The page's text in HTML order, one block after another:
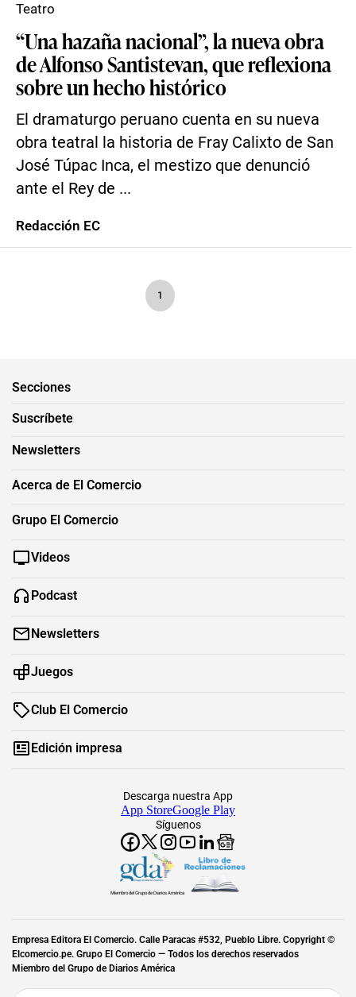
“Una hazaña nacional”, la nueva obra
de Alfonso Santistevan, que reflexiona
sobre un hecho histórico
El dramaturgo peruano cuenta en su nueva
obra teatral la historia de Fray Calixto de San
José Túpac Inca, el mestizo que denunció
ante el Rey de ...
Teatro
Redacción EC
1
Secciones
Suscríbete
Newsletters
Acerca de El Comercio
Grupo El Comercio
Videos
Podcast
Newsletters
Juegos
Club El Comercio
Edición impresa
Síguenos
Descarga nuestra App
App StoreGoogle Play
Miembro del Grupo de Diarios América
Empresa Editora El Comercio. Calle Paracas #532, Pueblo Libre. Copyright ©
Elcomercio.pe. Grupo El Comercio — Todos los derechos reservados
Miembro del Grupo de Diarios América